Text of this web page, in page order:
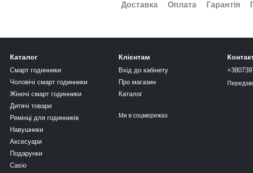
Доставка Оплата Гарантія
Каталог
Смарт годинники
Чоловічі смарт годинники
Жіночі смарт годинники
Дитячі товари
Ремінці для годинників
Навушники
Аксесуари
Подарунки
Casio
Клієнтам
Вхід до кабінету
Про магазин
Каталог
Ми в соцмережах